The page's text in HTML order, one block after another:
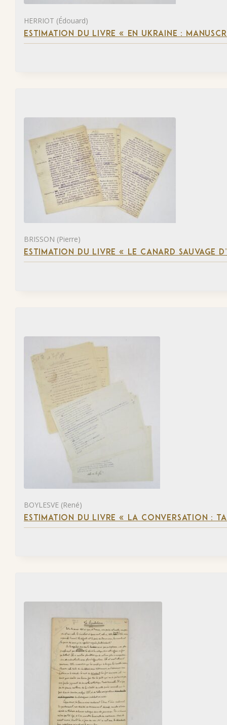
HERRIOT (Édouard)
ESTIMATION DU LIVRE « EN UKRAINE :
BRISSON (Pierre)
ESTIMATION DU LIVRE « LE CANARD SAUVAGE
BOYLESVE (René)
ESTIMATION DU LIVRE « LA CONVERSATION :